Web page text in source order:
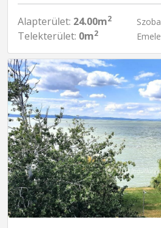
Alapterület: 24.00m2
Telekterület: 0m2